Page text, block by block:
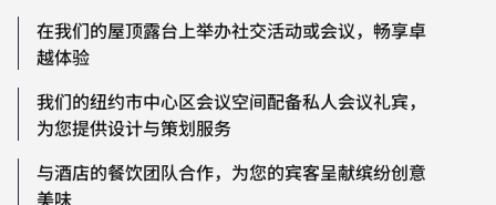
在我们的屋顶露台上举办社交活动或会议，畅享卓
越体验
我们的纽约市中心区会议空间配备私人会议礼宾，
为您提供设计与策划服务
与酒店的餐饮团队合作，为您的宾客呈献缤纷创意
美味